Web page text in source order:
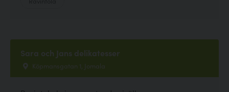
Sara och Jans delikatesser
Köpmansgatan 1, Jomala